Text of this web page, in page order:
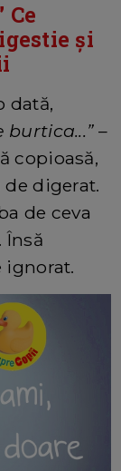
Ce
și
dată,
burtica...”–
copioasă,
digerat.
de ceva
. Însă
ignorat.